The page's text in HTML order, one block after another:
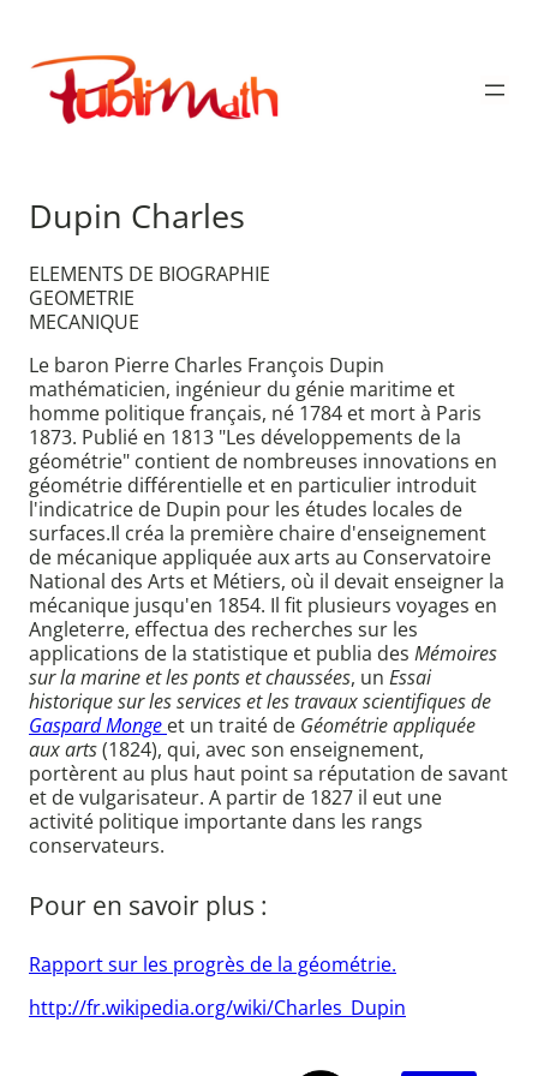
contenu
Publimath
Dupin Charles
ELEMENTS DE BIOGRAPHIE
GEOMETRIE
MECANIQUE
Le baron Pierre Charles François Dupin
mathématicien, ingénieur du génie maritime et
homme politique français, né 1784 et mort à Paris
1873. Publié en 1813 "Les développements de la
géométrie" contient de nombreuses innovations en
géométrie différentielle et en particulier introduit
l'indicatrice de Dupin pour les études locales de
surfaces.Il créa la première chaire d'enseignement
de mécanique appliquée aux arts au Conservatoire
National des Arts et Métiers, où il devait enseigner la
mécanique jusqu'en 1854. Il fit plusieurs voyages en
Angleterre, effectua des recherches sur les
applications de la statistique et publia des Mémoires
sur la marine et les ponts et chaussées, un Essai
historique sur les services et les travaux scientifiques de
Gaspard Monge et un traité de Géométrie appliquée
aux arts(1824), qui, avec son enseignement,
portèrent au plus haut point sa réputation de savant
et de vulgarisateur. A partir de 1827 il eut une
activité politique importante dans les rangs
conservateurs.
Pour en savoir plus :
Rapport sur les progrès de la géométrie.
http://fr.wikipedia.org/wiki/Charles_Dupin